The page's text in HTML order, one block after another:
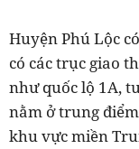
Huyện Phú Lộc
có các trục giao
như quốc lộ 1A,
nằm ở trung
khu vực miền